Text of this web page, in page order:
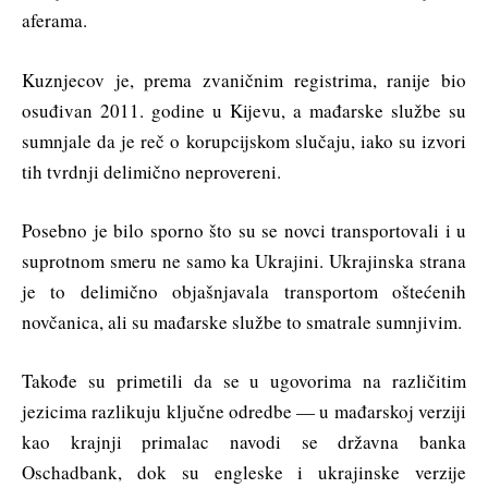
aferama.
Kuznjecov je, prema zvaničnim registrima, ranije bio
osuđivan 2011. godine u Kijevu, a mađarske službe su
sumnjale da je reč o korupcijskom slučaju, iako su izvori
tih tvrdnji delimično neprovereni.
Posebno je bilo sporno što su se novci transportovali i u
suprotnom smeru ne samo ka Ukrajini. Ukrajinska strana
je to delimično objašnjavala transportom oštećenih
novčanica, ali su mađarske službe to smatrale sumnjivim.
Takođe su primetili da se u ugovorima na različitim
jezicima razlikuju ključne odredbe — u mađarskoj verziji
kao krajnji primalac navodi se državna banka
Oschadbank, dok su engleske i ukrajinske verzije